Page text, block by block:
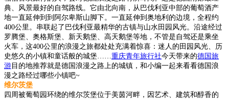
典、风景最好的自驾路线。它由北向南，从巴伐利亚中部的葡萄酒产
地一直延伸到到阿尔卑斯山脚下。一直延伸到奥地利的边境，全程约
400公里。串联起了巴伐利亚最精华的古镇与山水田园风光。沿途经过
罗腾堡、奥格斯堡、新天鹅堡、高天鹅堡等地，不管是自驾还是乘坐
火车，这400公里的浪漫之旅都处处充满着惊喜：迷人的田园风光、历
史悠久的小镇和童话般的城堡…… 重庆青年旅行社今天带来的德国旅
游 目的地推荐就是德国浪漫之路上的城镇，和小编一起来看看德国浪
漫之路经过哪些小镇吧~
维尔茨堡
四周被葡萄园环绕的维尔茨堡位于美茵河畔，因艺术、建筑和醇香的